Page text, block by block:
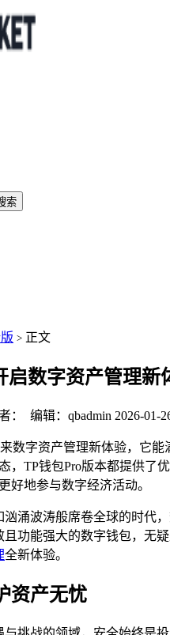
索
> 正文
启数字资产管理新
： 编辑：qbadmin 2026-01-
数字资产管理新体验，它
，TP钱包Pro版本都提供了
好地参与数字经济活动。
涌波涛般席卷全球的时代
功能强大的数字钱包，无
全新体验。
资产无忧